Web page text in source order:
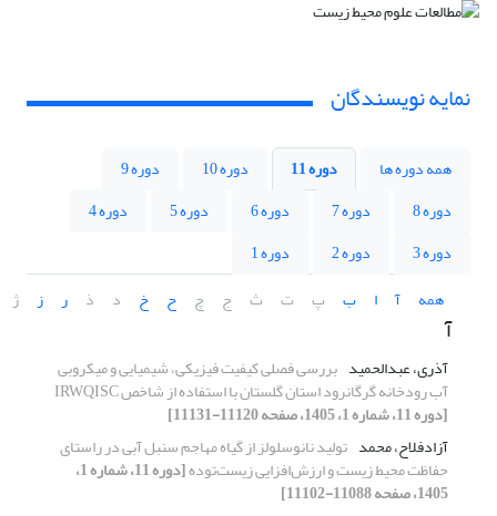
نمایه نویسندگان
همه دوره ها دوره 11 دوره 10
دوره 9
دوره 8
دوره 7 دوره 6 دوره 5
دوره 4
دوره 3
دوره 2
دوره 1
همه
آ ا ب پ ت ث ج چ ح خ د ذ ر ز ژ
آ
آذری، عبدالحمید بررسی فصلی کیفیت فیزیکی، شیمیایی و میکروبی
آب رودخانه گرگانرود استان گلستان با استفاده از شاخص IRWQISC
[دوره 11، شماره 1، 1405، صفحه 11120-11131]
آزادفلاح، محمد تولید نانوسلولز از گیاه مهاجم سنبل آبی در راستای
حفاظت محیط زیست و ارزش‌افزایی زیست‌توده [دوره 11، شماره 1،
1405، صفحه 11088-11102]